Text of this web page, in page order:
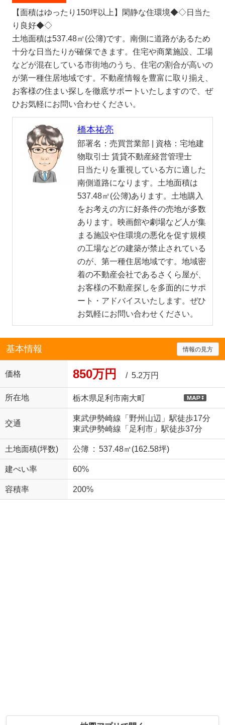
【面積はゆったり150坪以上】閑静な住環境◆◇日当た
り良好◆◇
土地面積は537.48㎡(公簿)です。南側に道路があるため
十分な日当たりが確保できます。住宅や商業施設、工場
などが混在している市街地のうち、住宅の割合が高いの
が第一種住居地域です。不動産情報を豊富に取り揃え、
お客様の住まい探しを徹底サポートいたしますので、ぜ
ひお気軽にお問い合わせください。
橋本祐亮
部署名：売買営業部 | 資格：宅地建
物取引士 賃貸不動産経営管理士
日当たりを重視している方に適した
南側道路になります。土地面積は
537.48㎡(公簿)あります。土地購入
をお考えの方に好条件の売地が多数
あります。映画館や劇場など人が集
まる施設や住環境の悪化を促す規模
の工場などの建築が禁止されている
のが、第一種住居地域です。地域密
着の不動産会社であるさくら屋が、
お客様の不動産探しを多面的にサポ
ート・アドバイスいたします。ぜひ
お気軽にお問い合わせください。
基本情報 情報の見方
価格 850万円 / 5.2万円
所在地 栃木県足利市南大町
交通
東武伊勢崎線「野州山辺」駅徒歩17分
東武伊勢崎線「足利市」駅徒歩37分
土地面積(坪数) 公簿 : 537.48㎡(162.58坪)
建ぺい率 60%
容積率 200%